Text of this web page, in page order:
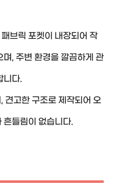
브릭 포켓이 내장되어 작
, 주변 환경을 깔끔하게 관
니다.
견고한 구조로 제작되어 오
흔들림이 없습니다.